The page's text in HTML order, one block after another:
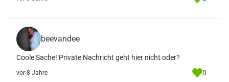
beevandee
Coole Sache! Private Nachricht geht hier nicht oder?
vor 8 Jahre 0